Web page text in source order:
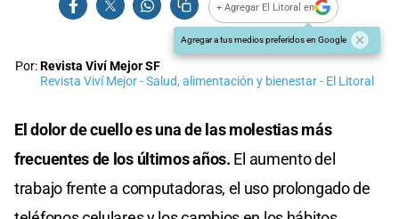
+ Agregar El Litoral en
Agregar a tus medios preferidos en Google
Por:Revista Viví Mejor SF
Revista Viví Mejor - Salud, alimentación y bienestar - El Litoral
El dolor de cuello es una de las molestias más
frecuentes de los últimos años. El aumento del
trabajo frente a computadoras, el uso prolongado de